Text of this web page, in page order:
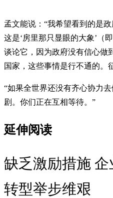
孟文能说：“我希望看到的是
这是‘房里那只显眼的大象’（
谈论它，因为政府没有信心做
国家，这些事情是行不通的。
“如果全世界还没有齐心协力
剧。你们正在互相等待。”
延伸阅读
缺乏激励措施 企
转型举步维艰